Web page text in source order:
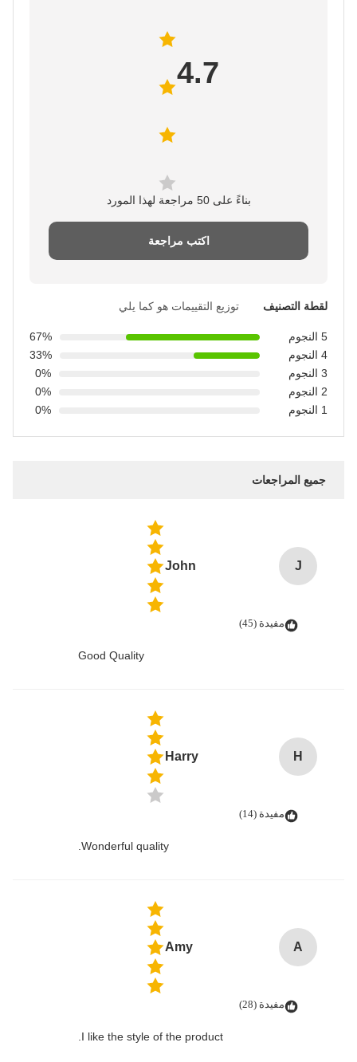
4.7
بناءً على 50 مراجعة لهذا المورد
اكتب مراجعة
لقطة التصنيف توزيع التقييمات هو كما يلي
5 النجوم
67%
4 النجوم
33%
3 النجوم
0%
2 النجوم
0%
1 النجوم
0%
جميع المراجعات
J
John
مفيدة (45)
Good Quality
H
Harry
مفيدة (14)
Wonderful quality.
A
Amy
مفيدة (28)
I like the style of the product.